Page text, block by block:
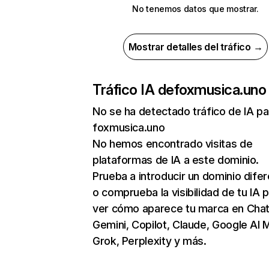
No tenemos datos que mostrar.
Mostrar detalles del tráfico →
Tráfico IA defoxmusica.uno
No se ha detectado tráfico de IA
foxmusica.uno
No hemos encontrado visitas de
plataformas de IA a este dominio.
Prueba a introducir un dominio
o comprueba la visibilidad de tu IA
ver cómo aparece tu marca en
Gemini, Copilot, Claude, Google AI
Grok, Perplexity y más.